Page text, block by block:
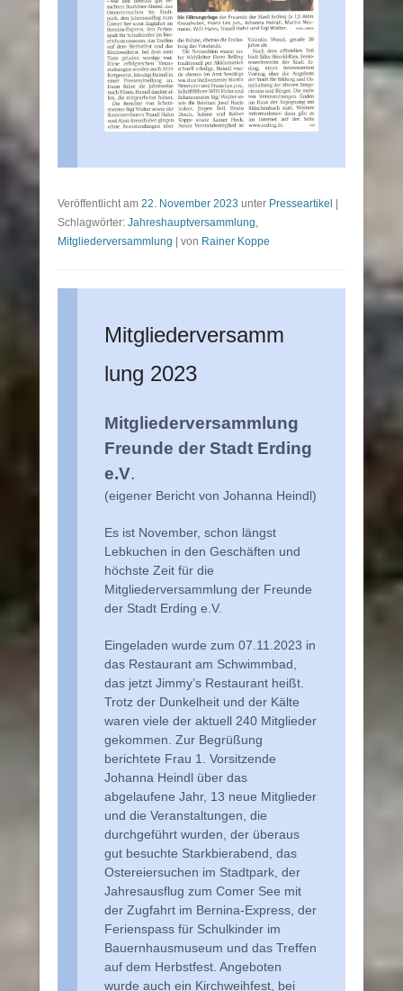
Veröffentlicht am 22. November 2023 unter Presseartikel
Schlagwörter: Jahreshauptversammlung,
Mitgliederversammlung
von Rainer Koppe
Mitgliederversamm
lung 2023
Mitgliederversammlung
Freunde der Stadt Erding
e.V.
(eigener Bericht von Johanna Heindl)
Es ist November, schon längst
Lebkuchen in den Geschäften und
höchste Zeit für die
Mitgliederversammlung der Freunde
der Stadt Erding e.V.
Eingeladen wurde zum 07.11.2023 in
das Restaurant am Schwimmbad,
das jetzt Jimmy’s Restaurant heißt.
Trotz der Dunkelheit und der Kälte
waren viele der aktuell 240 Mitglieder
gekommen. Zur Begrüßung
berichtete Frau 1. Vorsitzende
Johanna Heindl über das
abgelaufene Jahr, 13 neue Mitglieder
und die Veranstaltungen, die
durchgeführt wurden, der überaus
gut besuchte Starkbierabend, das
Ostereiersuchen im Stadtpark, der
Jahresausflug zum Comer See mit
der Zugfahrt im Bernina-Express, der
Ferienspass für Schulkinder im
Bauernhausmuseum und das Treffen
auf dem Herbstfest. Angeboten
wurde auch ein Kirchweihfest, bei